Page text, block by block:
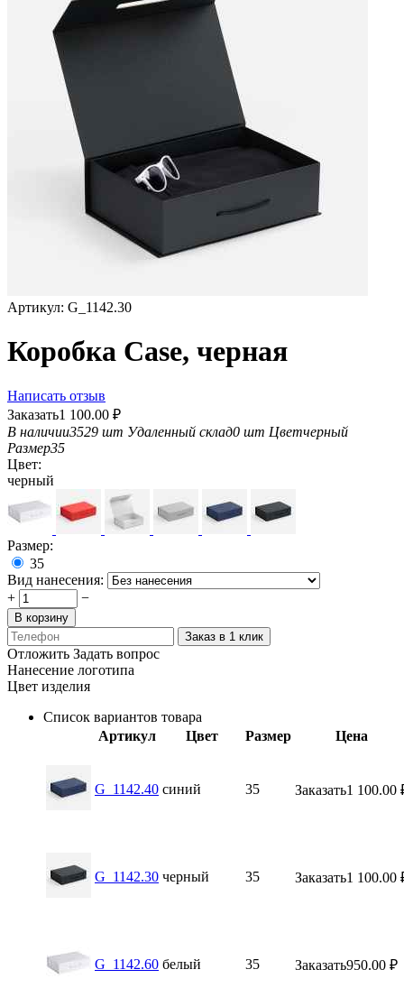
Артикул: G_1142.30
Коробка Case, черная
Написать отзыв
Заказать1 100.00 ₽
В наличии3529 шт Удаленный склад0 шт Цветчерный
Размер35
Цвет:
черный
Размер:
35
Вид нанесения:
+
−
В корзину
Заказ в 1 клик
Отложить Задать вопрос
Нанесение логотипа
Цвет изделия
Список вариантов товара
Артикул
Цвет Размер Цена
G_1142.40 синий 35 Заказать1 100.00
G_1142.30 черный 35 Заказать1 100.00
G_1142.60 белый 35 Заказать950.00 ₽